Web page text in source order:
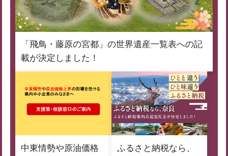
「飛鳥・藤原の宮都」の世界遺産一覧表への記
載が決定しました！
中東情勢や原油価格
ふるさと納税なら、